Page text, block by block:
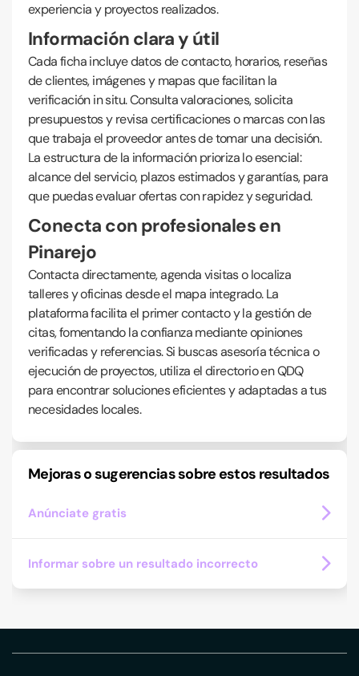
experiencia y proyectos realizados.
Información clara y útil
Cada ficha incluye datos de contacto, horarios, reseñas
de clientes, imágenes y mapas que facilitan la
verificación in situ. Consulta valoraciones, solicita
presupuestos y revisa certificaciones o marcas con las
que trabaja el proveedor antes de tomar una decisión.
La estructura de la información prioriza lo esencial:
alcance del servicio, plazos estimados y garantías, para
que puedas evaluar ofertas con rapidez y seguridad.
Conecta con profesionales en
Pinarejo
Contacta directamente, agenda visitas o localiza
talleres y oficinas desde el mapa integrado. La
plataforma facilita el primer contacto y la gestión de
citas, fomentando la confianza mediante opiniones
verificadas y referencias. Si buscas asesoría técnica o
ejecución de proyectos, utiliza el directorio en QDQ
para encontrar soluciones eficientes y adaptadas a tus
necesidades locales.
Mejoras o sugerencias sobre estos resultados
Anúnciate gratis
Informar sobre un resultado incorrecto